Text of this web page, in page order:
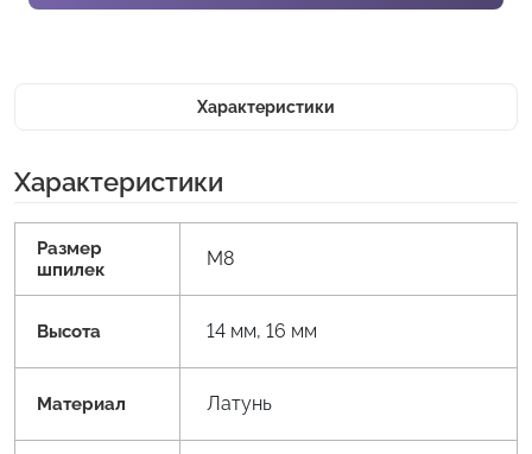
Характеристики
Характеристики
Размер
шпилек
M8
Высота 14 мм, 16 мм
Материал Латунь